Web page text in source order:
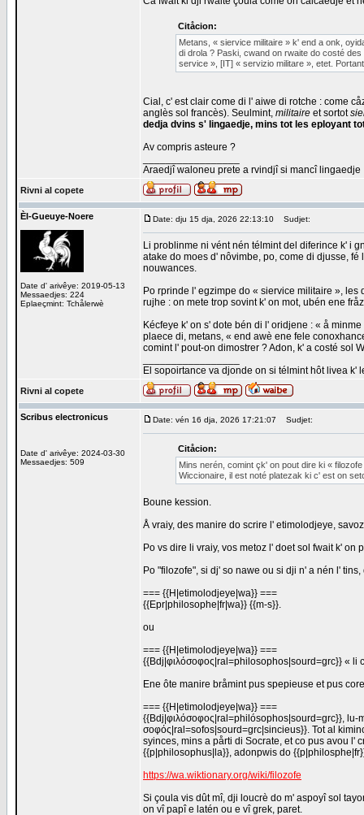
Citåcion:
Metans, « siervice militaire » k' end a onk,
di drola ? Paski, cwand on rwaite do costé
service », [IT] « servizio militare », etet.
Cial, c' est clair come di l' aiwe di rotche : come
anglès sol francès). Seulmint, militaire et sortot
dedja dvins s' lingaedje, mins tot les eployant
Av compris asteure ?
Araedjî waloneu prete a rvindjî si mancî lingaedje
Rivni al copete
Èl-Gueuye-Noere
Date d' arivêye: 2019-05-13
Messaedjes: 224
Eplaeçmint: Tchålerwè
Date: dju 15 dja, 2026 22:13:10 Sudjet:
Li problinme ni vént nén télmint del diferince k' i
atake do moes d' nôvimbe, po, come di djusse,
nouwances.
Po rprinde l' egzimpe do « siervice militaire »,
rujhe : on mete trop sovint k' on mot, ubén ene
Kécfeye k' on s' dote bén di l' oridjene : « å
plaece di, metans, « end awè ene fele
comint l' pout-on dimostrer ? Adon, k' a costé sol
El sopoirtance va djonde on si télmint hôt livea
Rivni al copete
Scribus electronicus
Date d' arivêye: 2024-03-30
Messaedjes: 509
Date: vén 16 dja, 2026 17:21:07 Sudjet:
Citåcion:
Mins nerén, comint çk' on pout dire ki «
Wiccionaire, il est noté platezak ki c' est on
Boune kession.
Å vraiy, des manire do scrire l' etimolodjeye,
Po vs dire li vraiy, vos metoz l' doet sol fwait k' on
Po "filozofe", si dj' so nawe ou si dji n' a nén l'
=== {{H|etimolodjeye|wa}} ===
{{Epr|philosophe|fr|wa}} {{m-s}}.
ou
=== {{H|etimolodjeye|wa}} ===
{{Bdj|φιλόσοφος|ral=philosophos|sourd=grc}} « li
Ene ôte manire bråmint pus spepieuse et pus
=== {{H|etimolodjeye|wa}} ===
{{Bdj|φιλόσοφος|ral=philósophos|sourd=grc}},
σοφός|ral=sofos|sourd=grc|sincieus}}. Tot al
syinces, mins a pårti di Socrate, et co pus avou l'
{{p|philosophus|la}}, adonpwis do
https://wa.wiktionary.org/wiki/filozofe
Si çoula vis dût mî, dji loucrè do m' aspoyî sol
on vî papî e latén ou e vî grek, paret.